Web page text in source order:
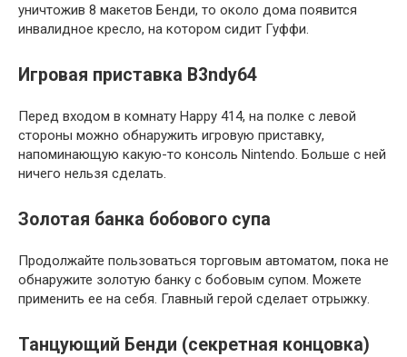
уничтожив 8 макетов Бенди, то около дома появится
инвалидное кресло, на котором сидит Гуффи.
Игровая приставка B3ndy64
Перед входом в комнату Happy 414, на полке с левой
стороны можно обнаружить игровую приставку,
напоминающую какую-то консоль Nintendo. Больше с ней
ничего нельзя сделать.
Золотая банка бобового супа
Продолжайте пользоваться торговым автоматом, пока не
обнаружите золотую банку с бобовым супом. Можете
применить ее на себя. Главный герой сделает отрыжку.
Танцующий Бенди (секретная концовка)